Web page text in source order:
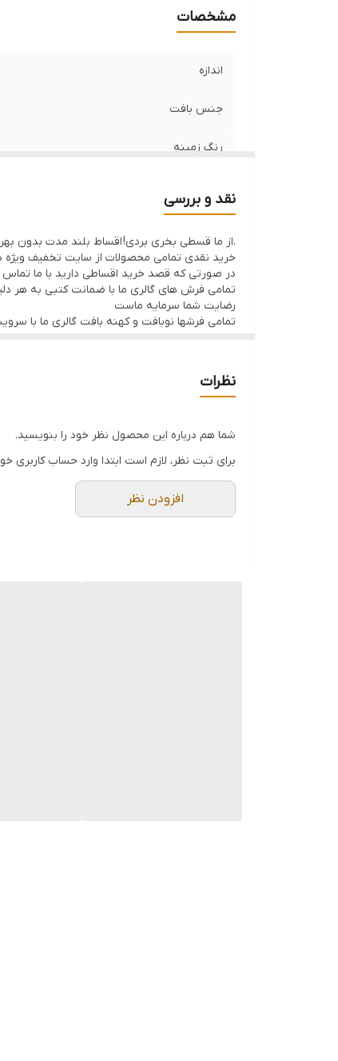
مشخصات
اندازه
جنس بافت
رنگ زمینه
وضعیت کالا
نقد و بررسی
.از ما قسطی بخری بردی! اقساط بلند مدت بدون بهره تا 8ماه با 50% پیش
خرید نقدی تمامی محصولات از سایت تخفیف ویژه
در صورتی که قصد خرید اقساطی دارید با ما تماس
تمامی فرش های گالری ما با ضمانت کتبی به هر دلیل تا 7 روز اگر فرش پسندتون نباشه وجه شما با احترام عودت
رضایت شما سرمایه ماست
تمامی فرشها نوبافت و کهنه بافت گالری ما با
نظرات
شما هم درباره این محصول نظر خود را بنویسید.
برای ثبت نظر، لازم است ابتدا وارد حساب کاربری
افزودن نظر